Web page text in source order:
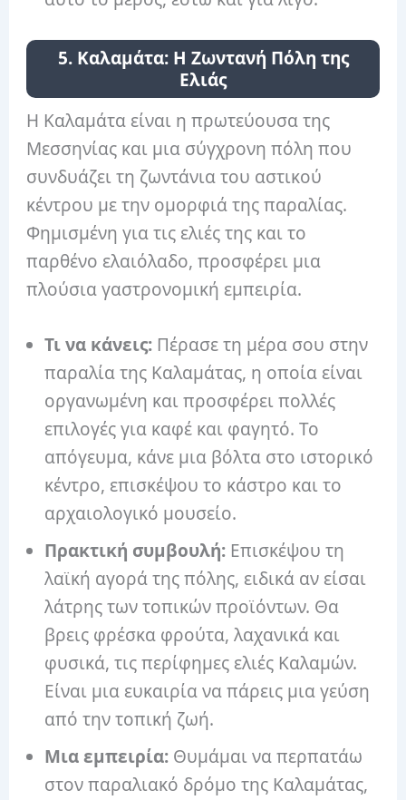
5. Καλαμάτα: Η Ζωντανή Πόλη της
Ελιάς
Η Καλαμάτα είναι η πρωτεύουσα της
Μεσσηνίας και μια σύγχρονη πόλη που
συνδυάζει τη ζωντάνια του αστικού
κέντρου με την ομορφιά της παραλίας.
Φημισμένη για τις ελιές της και το
παρθένο ελαιόλαδο, προσφέρει μια
πλούσια γαστρονομική εμπειρία.
Τι να κάνεις: Πέρασε τη μέρα σου στην
παραλία της Καλαμάτας, η οποία είναι
οργανωμένη και προσφέρει πολλές
επιλογές για καφέ και φαγητό. Το
απόγευμα, κάνε μια βόλτα στο ιστορικό
κέντρο, επισκέψου το κάστρο και το
αρχαιολογικό μουσείο.
Πρακτική συμβουλή: Επισκέψου τη
λαϊκή αγορά της πόλης, ειδικά αν είσαι
λάτρης των τοπικών προϊόντων. Θα
βρεις φρέσκα φρούτα, λαχανικά και
φυσικά, τις περίφημες ελιές Καλαμών.
Είναι μια ευκαιρία να πάρεις μια γεύση
από την τοπική ζωή.
Μια εμπειρία: Θυμάμαι να περπατάω
στον παραλιακό δρόμο της Καλαμάτας,